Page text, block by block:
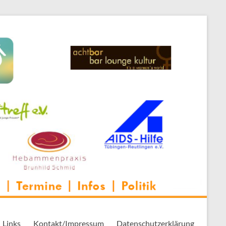
Links Kontakt/Impressum Datenschutzerklärung